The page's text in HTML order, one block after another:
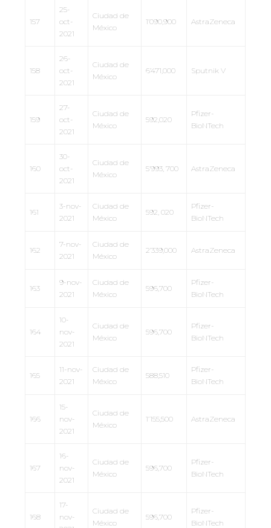
157
25-
oct-
2021
Ciudad de
México
1’090,900 AstraZeneca
158
26-
oct-
2021
Ciudad de
México
6’471,000 Sputnik V
159
27-
oct-
2021
Ciudad de
México
592,020
Pfizer-
BioNTech
160
30-
oct-
2021
Ciudad de
México
5’993, 700 AstraZeneca
161
3-nov-
2021
Ciudad de
México
592, 020
Pfizer-
BioNTech
162
7-nov-
2021
Ciudad de
México
2’339,000 AstraZeneca
163
9-nov-
2021
Ciudad de
México
596,700
Pfizer-
BioNTech
164
10-
nov-
2021
Ciudad de
México
596,700
Pfizer-
BioNTech
165
11-nov-
2021
Ciudad de
México
588,510
Pfizer-
BioNTech
166
15-
nov-
2021
Ciudad de
México
1’155,500 AstraZeneca
167
16-
nov-
2021
Ciudad de
México
596,700
Pfizer-
BioNTech
168
17-
nov-
Ciudad de
México
596,700
Pfizer-
BioNTech